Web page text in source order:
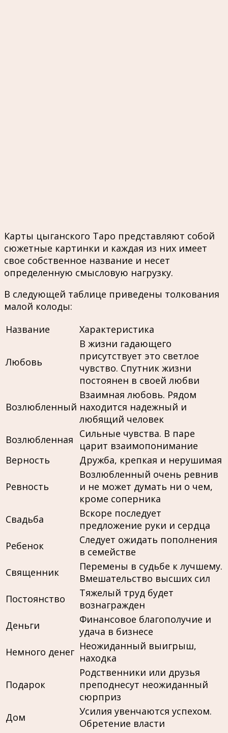
Карты цыганского Таро представляют собой
сюжетные картинки и каждая из них имеет
свое собственное название и несет
определенную смысловую нагрузку.
В следующей таблице приведены толкования
малой колоды:
Название
Характеристика
Любовь
В жизни гадающего
присутствует это светлое
чувство. Спутник жизни
постоянен в своей любви
Возлюбленный
Взаимная любовь. Рядом
находится надежный и
любящий человек
Возлюбленная Сильные чувства. В паре
царит взаимопонимание
Верность
Дружба, крепкая и нерушимая
Ревность
Возлюбленный очень ревнив
и не может думать ни о чем,
кроме соперника
Свадьба
Вскоре последует
предложение руки и сердца
Ребенок
Следует ожидать пополнения
в семействе
Священник
Перемены в судьбе к лучшему.
Вмешательство высших сил
Постоянство
Тяжелый труд будет
вознагражден
Деньги
Финансовое благополучие и
удача в бизнесе
Немного денег Неожиданный выигрыш,
находка
Подарок
Родственники или друзья
преподнесут неожиданный
сюрприз
Дом
Усилия увенчаются успехом.
Обретение власти